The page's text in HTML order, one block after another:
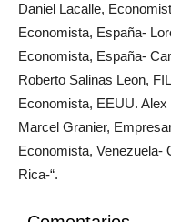
Economista, España-
Economista, España-
Roberto Salinas Leon,
Economista, EEUU. Alex
Marcel Granier,
Economista, Venezuela-
Rica-“.